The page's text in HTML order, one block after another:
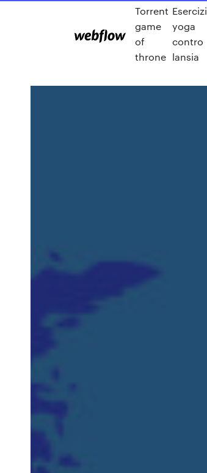
Torrent
game
of
throne
Esercizi
yoga
contro
lansia